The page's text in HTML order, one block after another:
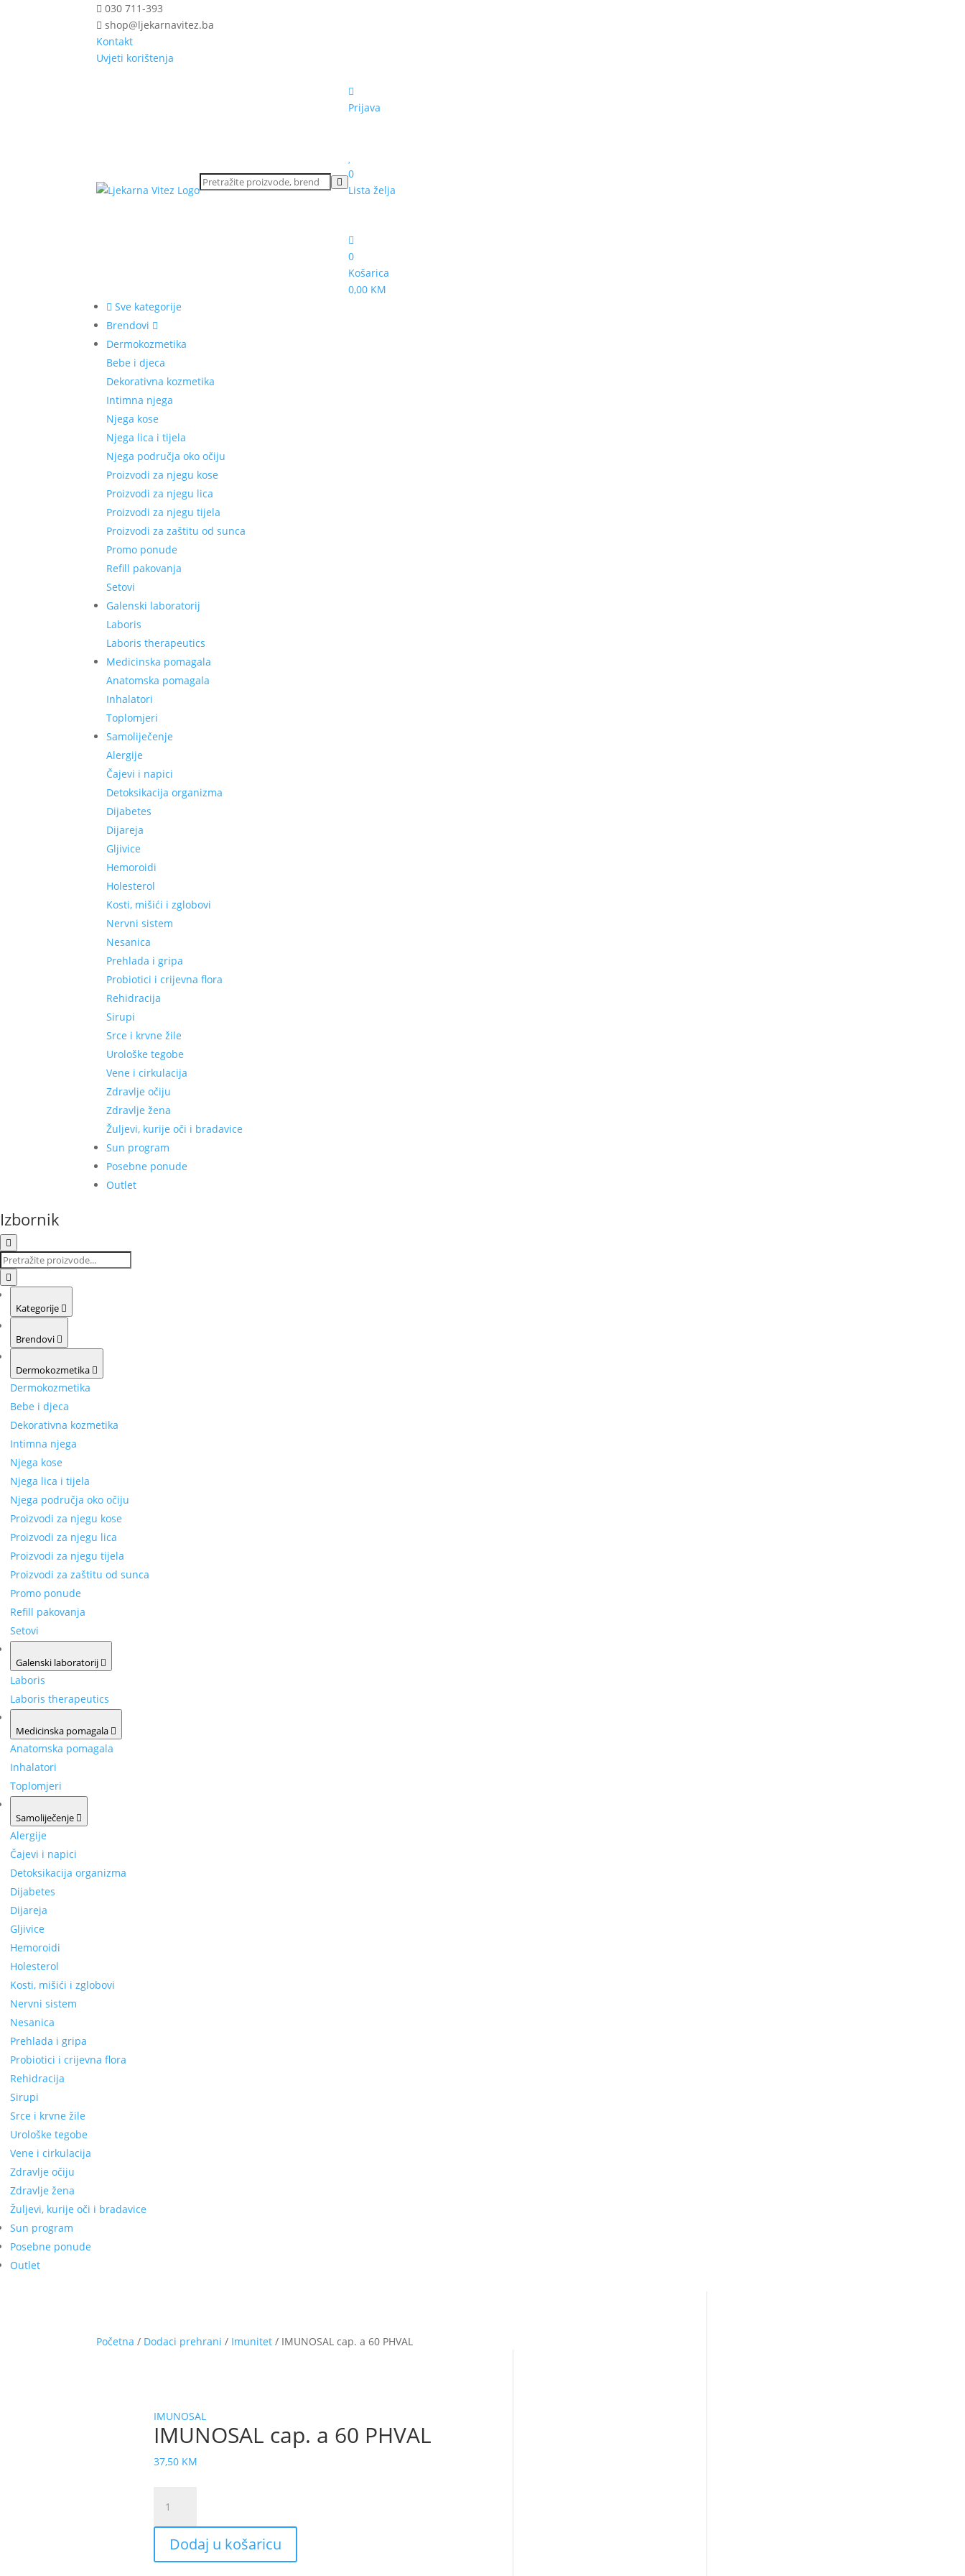
030 711-393
shop@ljekarnavitez.ba
Kontakt
Uvjeti korištenja
Prijava
0
Lista želja
0
Košarica
0,00 KM
Sve kategorije
Brendovi
Dermokozmetika
Bebe i djeca
Dekorativna kozmetika
Intimna njega
Njega kose
Njega lica i tijela
Njega područja oko očiju
Proizvodi za njegu kose
Proizvodi za njegu lica
Proizvodi za njegu tijela
Proizvodi za zaštitu od sunca
Promo ponude
Refill pakovanja
Setovi
Galenski laboratorij
Laboris
Laboris therapeutics
Medicinska pomagala
Anatomska pomagala
Inhalatori
Toplomjeri
Samoliječenje
Alergije
Čajevi i napici
Detoksikacija organizma
Dijabetes
Dijareja
Gljivice
Hemoroidi
Holesterol
Kosti, mišići i zglobovi
Nervni sistem
Nesanica
Prehlada i gripa
Probiotici i crijevna flora
Rehidracija
Sirupi
Srce i krvne žile
Urološke tegobe
Vene i cirkulacija
Zdravlje očiju
Zdravlje žena
Žuljevi, kurije oči i bradavice
Sun program
Posebne ponude
Outlet
Izbornik
Kategorije
Brendovi
Dermokozmetika
Dermokozmetika
Bebe i djeca
Dekorativna kozmetika
Intimna njega
Njega kose
Njega lica i tijela
Njega područja oko očiju
Proizvodi za njegu kose
Proizvodi za njegu lica
Proizvodi za njegu tijela
Proizvodi za zaštitu od sunca
Promo ponude
Refill pakovanja
Setovi
Galenski laboratorij
Laboris
Laboris therapeutics
Medicinska pomagala
Anatomska pomagala
Inhalatori
Toplomjeri
Samoliječenje
Alergije
Čajevi i napici
Detoksikacija organizma
Dijabetes
Dijareja
Gljivice
Hemoroidi
Holesterol
Kosti, mišići i zglobovi
Nervni sistem
Nesanica
Prehlada i gripa
Probiotici i crijevna flora
Rehidracija
Sirupi
Srce i krvne žile
Urološke tegobe
Vene i cirkulacija
Zdravlje očiju
Zdravlje žena
Žuljevi, kurije oči i bradavice
Sun program
Posebne ponude
Outlet
Početna / Dodaci prehrani / Imunitet / IMUNOSAL cap. a 60 PHVAL
IMUNOSAL
IMUNOSAL cap. a 60 PHVAL
37,50 KM
cap.
a
PHVAL
Dodaj u košaricu